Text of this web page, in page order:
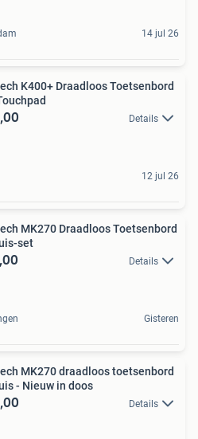
14 jul 26
K400+ Draadloos Toetsenbord
Details
12 jul 26
MK270 Draadloos Toetsenbord
set
Details
Gisteren
MK270 draadloos toetsenbord
- Nieuw in doos
Details